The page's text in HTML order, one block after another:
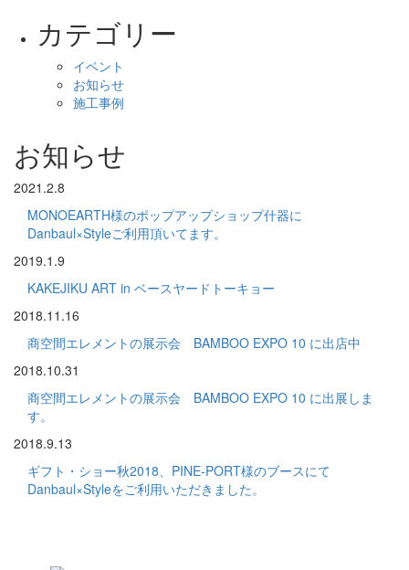
カテゴリー
イベント
お知らせ
施工事例
お知らせ
2021.2.8
MONOEARTH様のポップアップショップ什器に
Danbaul×Styleご利用頂いてます。
2019.1.9
KAKEJIKU ART in ベースヤードトーキョー
2018.11.16
商空間エレメントの展示会 BAMBOO EXPO 10 に出店中
2018.10.31
商空間エレメントの展示会 BAMBOO EXPO 10 に出展しま
す。
2018.9.13
ギフト・ショー秋2018、PINE-PORT様のブースにて
Danbaul×Styleをご利用いただきました。